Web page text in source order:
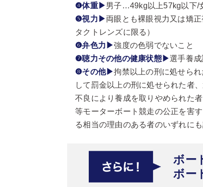
❹体重▶男子…49kg以上57kg以下/
❺視力▶両眼とも裸眼視力又は矯
タクトレンズに限る）
❻弁色力▶強度の色弱でないこと
❼聴力その他の健康状態▶選手養
❽その他▶拘禁以上の刑に処せら
して罰金以上の刑に処せられた者
不良により養成を取りやめられた
等モーターボート競走の公正を害
る相当の理由のある者のいずれに
ボー
ボー